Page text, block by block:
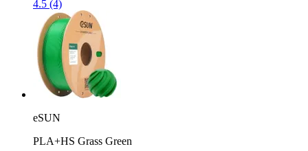
4.5 (4)
eSUN
PLA+HS Grass Green